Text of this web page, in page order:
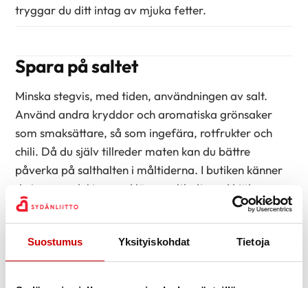
Suostumus Yksityiskohdat Tietoja
tryggar du ditt intag av mjuka fetter.
Spara på saltet
Minska stegvis, med tiden, användningen av salt.
Använd andra kryddor och aromatiska grönsaker
som smaksättare, så som ingefära, rotfrukter och
chili. Då du själv tillreder maten kan du bättre
påverka på salthalten i måltiderna. I butiken känner
du igen produkter med lägre salthalt med hjälp av
Hjärtmärket.
Hjärtmärkesrecept
På webbsidorna finns ett mångsidigt urval av både